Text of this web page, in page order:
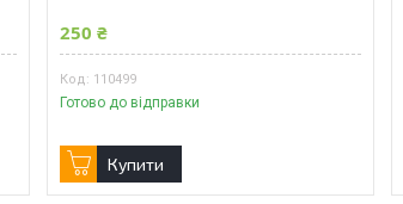
250 ₴
110499
Готово до відправки
Купити